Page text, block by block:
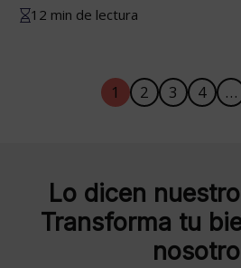
12 min de lectura
1 2 3 4 …
Lo dicen
Transforma tu